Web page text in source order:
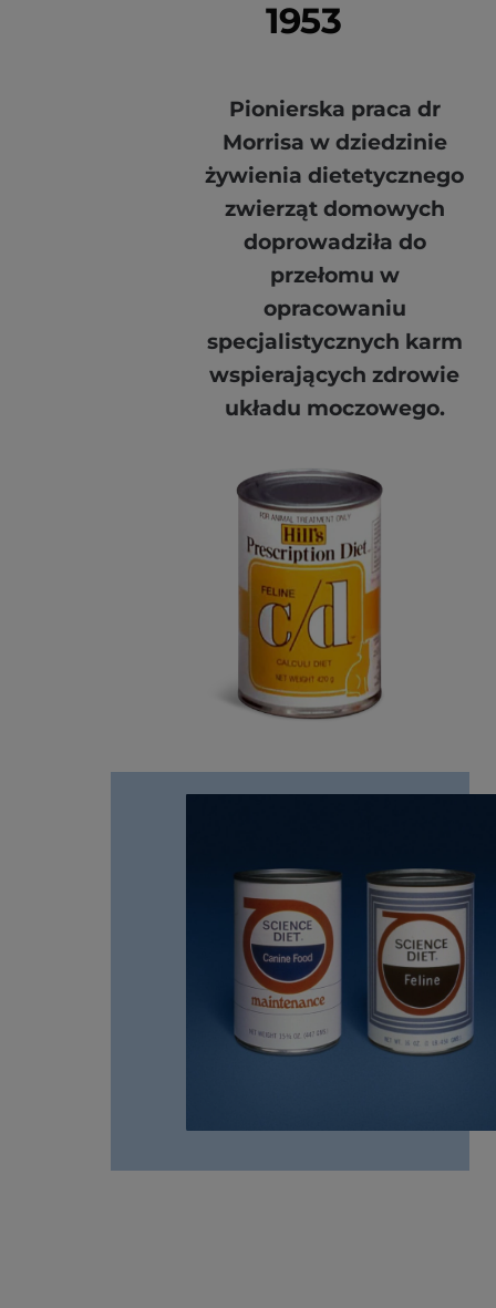
1953
Pionierska praca dr
Morrisa w dziedzinie
żywienia dietetycznego
zwierząt domowych
doprowadziła do
przełomu w
opracowaniu
specjalistycznych karm
wspierających zdrowie
układu moczowego.